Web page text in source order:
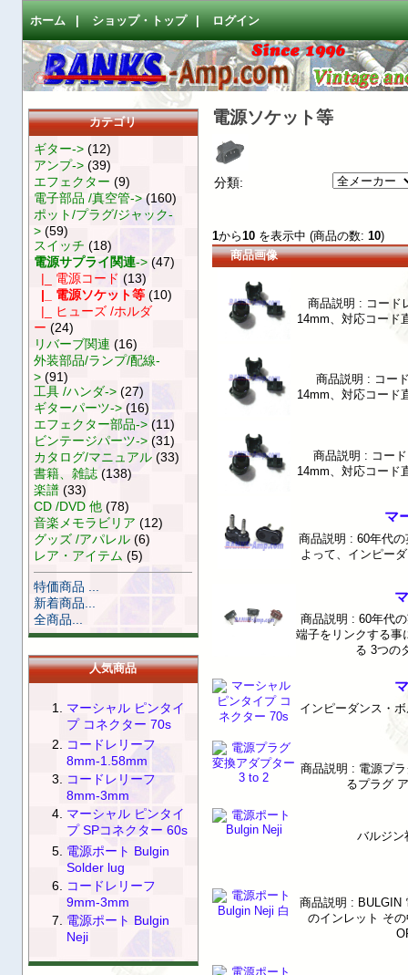
ホーム ショップ・トップ ログイン
カテゴリ
ギター-> (12)
アンプ-> (39)
エフェクター (9)
電子部品 /真空管-> (160)
ポット/プラグ/ジャック-
> (59)
スイッチ (18)
電源サプライ関連-> (47)
|_ 電源コード (13)
|_ 電源ソケット等 (10)
|_ ヒューズ /ホルダ
ー (24)
リバーブ関連 (16)
外装部品/ランプ/配線-
> (91)
工具 /ハンダ-> (27)
ギターパーツ-> (16)
エフェクター部品-> (11)
ビンテージパーツ-> (31)
カタログ/マニュアル (33)
書籍、雑誌 (138)
楽譜 (33)
CD /DVD 他 (78)
音楽メモラビリア (12)
グッズ /アパレル (6)
レア・アイテム (5)
特価商品 ...
新着商品...
全商品...
人気商品
マーシャル ピンタイ
プ コネクター 70s
コードレリーフ
8mm-1.58mm
コードレリーフ
8mm-3mm
マーシャル ピンタイ
プ SPコネクター 60s
電源ポート Bulgin
Solder lug
コードレリーフ
9mm-3mm
電源ポート Bulgin
Neji
電源ソケット等
分類:
1から10を表示中 (商品の数: 10)
商品画像
商品説明 : コード
14mm、対応コード
商品説明 : コー
14mm、対応コード
商品説明 : コー
14mm、対応コード
マ
商品説明 : 60年代
よって、インピー
商品説明 : 60年代
端子をリンクする事
る 3つの
インピーダンス・
商品説明 : 電源プ
るプラグ
バルジン
商品説明 : BULGIN
のインレット そ